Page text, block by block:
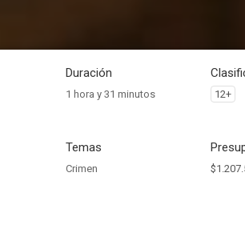
Duración
1 hora y 31 minutos 12+
Temas
Crimen